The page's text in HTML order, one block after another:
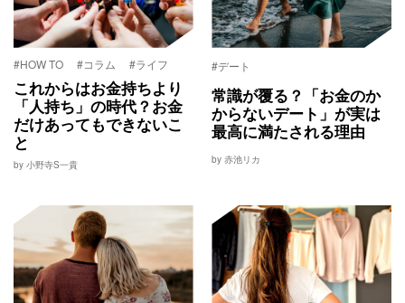
#HOW TO #コラム #ライフ
これからはお金持ちより
「人持ち」の時代？お金
だけあってもできないこ
と
by 小野寺S一貴
#デート
常識が覆る？「お金のか
からないデート」が実は
最高に満たされる理由
by 赤池リカ